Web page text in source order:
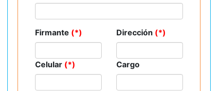
Firmante (*) Dirección (*)
Celular (*) Cargo